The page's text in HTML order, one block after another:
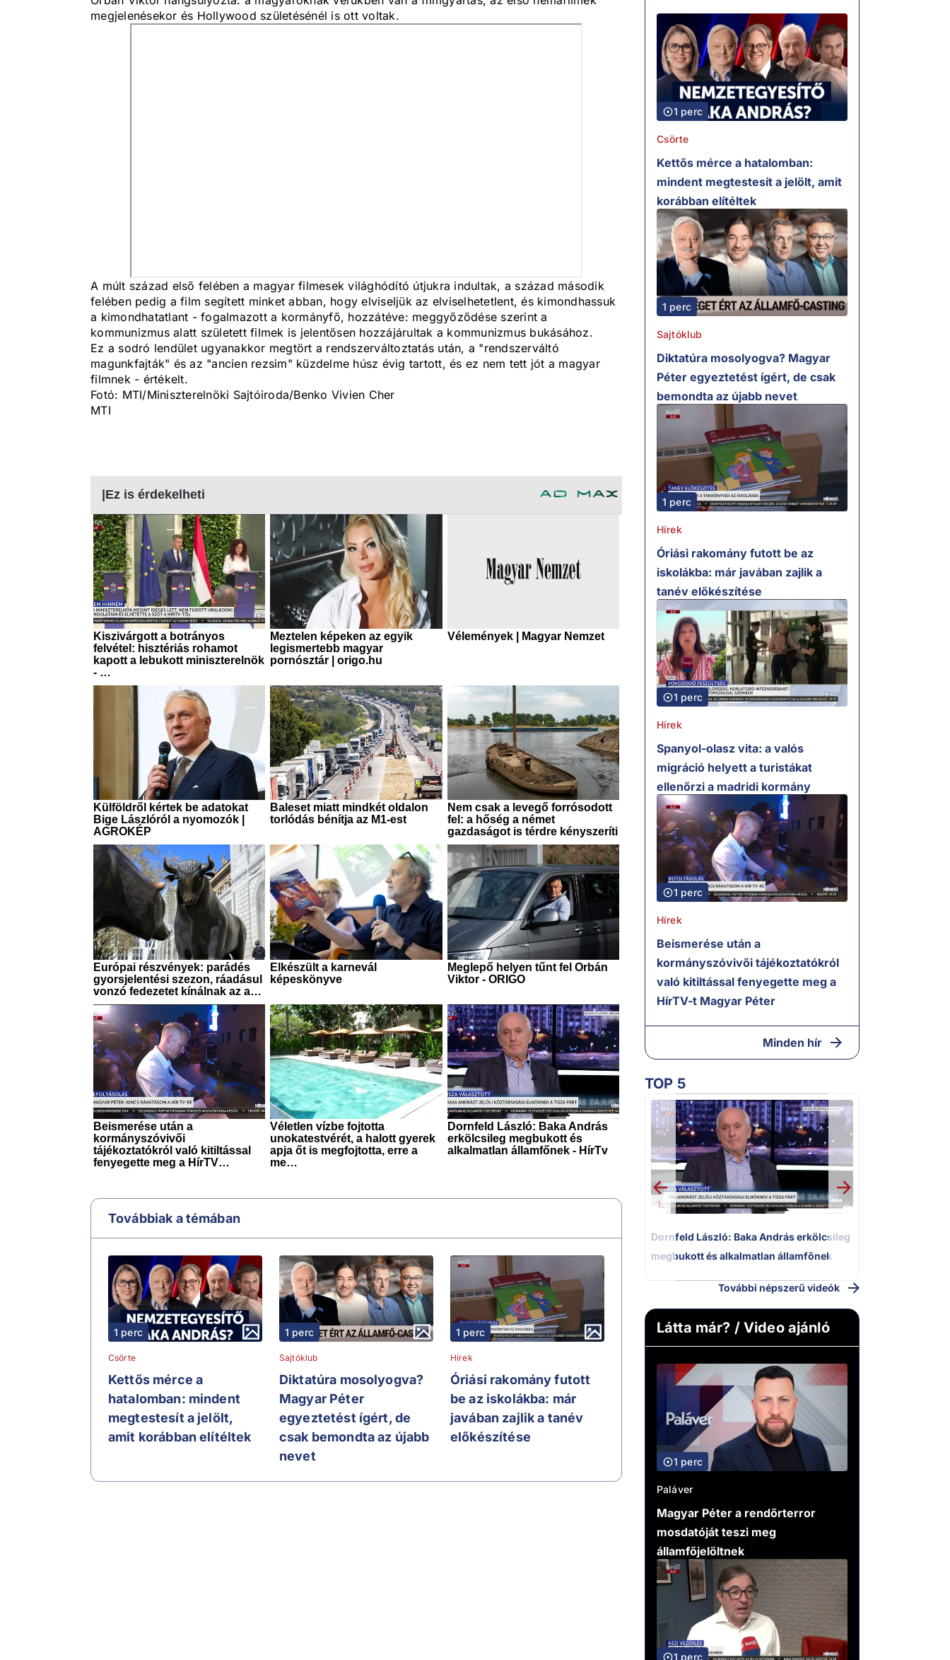
megjelenésekor és Hollywood születésénél is ott voltak.
A múlt század első felében a magyar filmesek világhódító útjukra indultak, a század második
felében pedig a film segített minket abban, hogy elviseljük az elviselhetetlent, és kimondhassuk
a kimondhatatlant - fogalmazott a kormányfő, hozzátéve: meggyőződése szerint a
kommunizmus alatt született filmek is jelentősen hozzájárultak a kommunizmus bukásához.
Ez a sodró lendület ugyanakkor megtört a rendszerváltoztatás után, a "rendszerváltó
magunkfajták" és az "ancien rezsim" küzdelme húsz évig tartott, és ez nem tett jót a magyar
filmnek - értékelt.
Fotó: MTI/Miniszterelnöki Sajtóiroda/Benko Vivien Cher
MTI
Továbbiak a témában
1 perc
Csörte
Kettős mérce a
hatalomban: mindent
megtestesít a jelölt,
amit korábban elítéltek
1 perc
Sajtóklub
Diktatúra mosolyogva?
Magyar Péter
egyeztetést ígért, de
csak bemondta az újabb
nevet
1 perc
Hírek
Óriási rakomány futott
be az iskolákba: már
javában zajlik a tanév
előkészítése
1 perc
Csörte
Kettős mérce a hatalomban:
mindent megtestesít a jelölt, amit
korábban elítéltek
1 perc
Sajtóklub
Diktatúra mosolyogva? Magyar
Péter egyeztetést ígért, de csak
bemondta az újabb nevet
1 perc
Hírek
Óriási rakomány futott be az
iskolákba: már javában zajlik a
tanév előkészítése
1 perc
Hírek
Spanyol-olasz vita: a valós
migráció helyett a turistákat
ellenőrzi a madridi kormány
1 perc
Hírek
Beismerése után a
kormányszóvivői tájékoztatókról
való kitiltással fenyegette meg a
HírTV-t Magyar Péter
Minden hír
TOP 5
1.
Dornfeld László: Baka András erkölcsileg
megbukott és alkalmatlan államfőnek
További népszerű videók
Látta már? / Video ajánló
1 perc
Paláver
Magyar Péter a rendőrterror
mosdatóját teszi meg
államfőjelöltnek
1 perc